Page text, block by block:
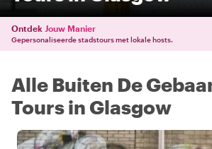
Ontdek Jouw Manier
Gepersonaliseerde stadstours met lokale hosts.
Alle Buiten De
Tours in Glasgow